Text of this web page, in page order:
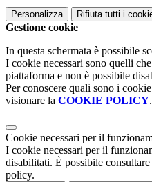
Personalizza Rifiuta tutti i
Gestione cookie
In questa schermata è possibile
I cookie necessari sono quelli
piattaforma e non è possibile
Per conoscere quali sono i
visionare la COOKIE POLICY.
Cookie necessari per il
I cookie necessari per il
disabilitati. È possibile
policy.